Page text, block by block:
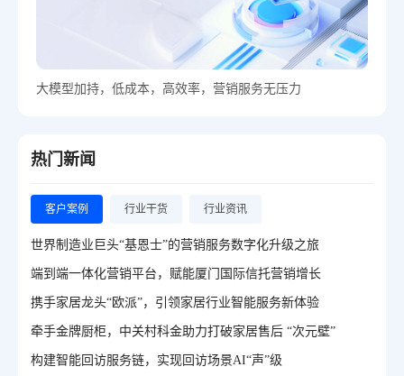
大模型加持，低成本，高效率，营销服务无压力
热门新闻
客户案例 行业干货 行业资讯
世界制造业巨头“基恩士”的营销服务数字化升级之旅
端到端一体化营销平台，赋能厦门国际信托营销增长
携手家居龙头“欧派”，引领家居行业智能服务新体验
牵手金牌厨柜，中关村科金助力打破家居售后 “次元壁”
构建智能回访服务链，实现回访场景AI“声”级